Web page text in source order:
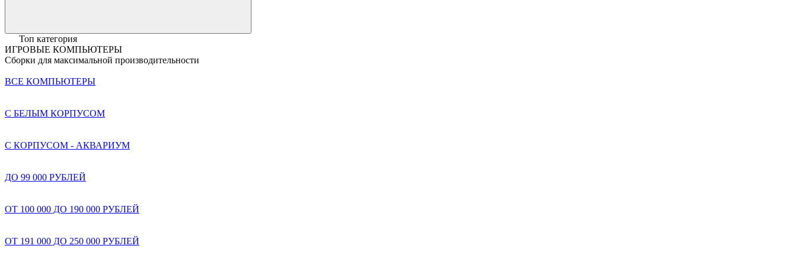
Топ категория
ИГРОВЫЕ КОМПЬЮТЕРЫ
Сборки для максимальной производительности
ВСЕ КОМПЬЮТЕРЫ
С БЕЛЫМ КОРПУСОМ
С КОРПУСОМ - АКВАРИУМ
ДО 99 000 РУБЛЕЙ
ОТ 100 000 ДО 190 000 РУБЛЕЙ
ОТ 191 000 ДО 250 000 РУБЛЕЙ